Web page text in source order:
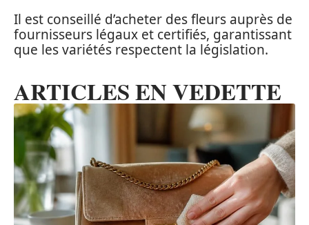
Il est conseillé d’acheter des fleurs auprès de
fournisseurs légaux et certifiés, garantissant
que les variétés respectent la législation.
ARTICLES EN VEDETTE